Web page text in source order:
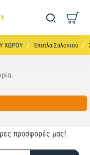
ΧΩΡΟΥ Έπιπλα Σαλονιού
προσφορές μας!